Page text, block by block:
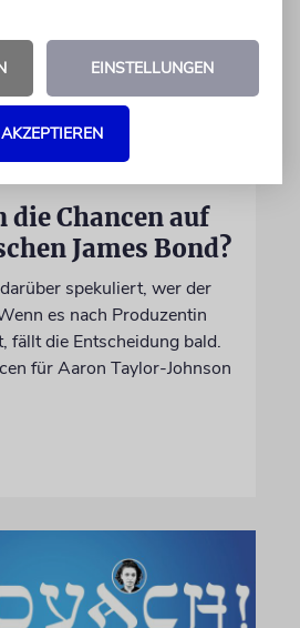
die Chancen auf
James Bond?
spekuliert, wer der
es nach Produzentin
fällt die Entscheidung bald.
für Aaron Taylor-Johnson
EINSTELLUNGEN
AKZEPTIEREN